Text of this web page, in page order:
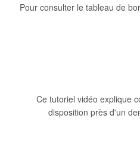
Pour consulter le tableau de
Ce tutoriel vidéo explique
disposition près d'un